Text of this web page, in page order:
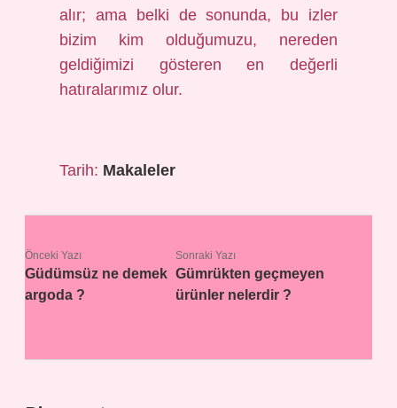
alır; ama belki de sonunda, bu izler
bizim kim olduğumuzu, nereden
geldiğimizi gösteren en değerli
hatıralarımız olur.
Tarih: Makaleler
Önceki Yazı
Güdümsüz ne demek
argoda ?
Sonraki Yazı
Gümrükten geçmeyen
ürünler nelerdir ?